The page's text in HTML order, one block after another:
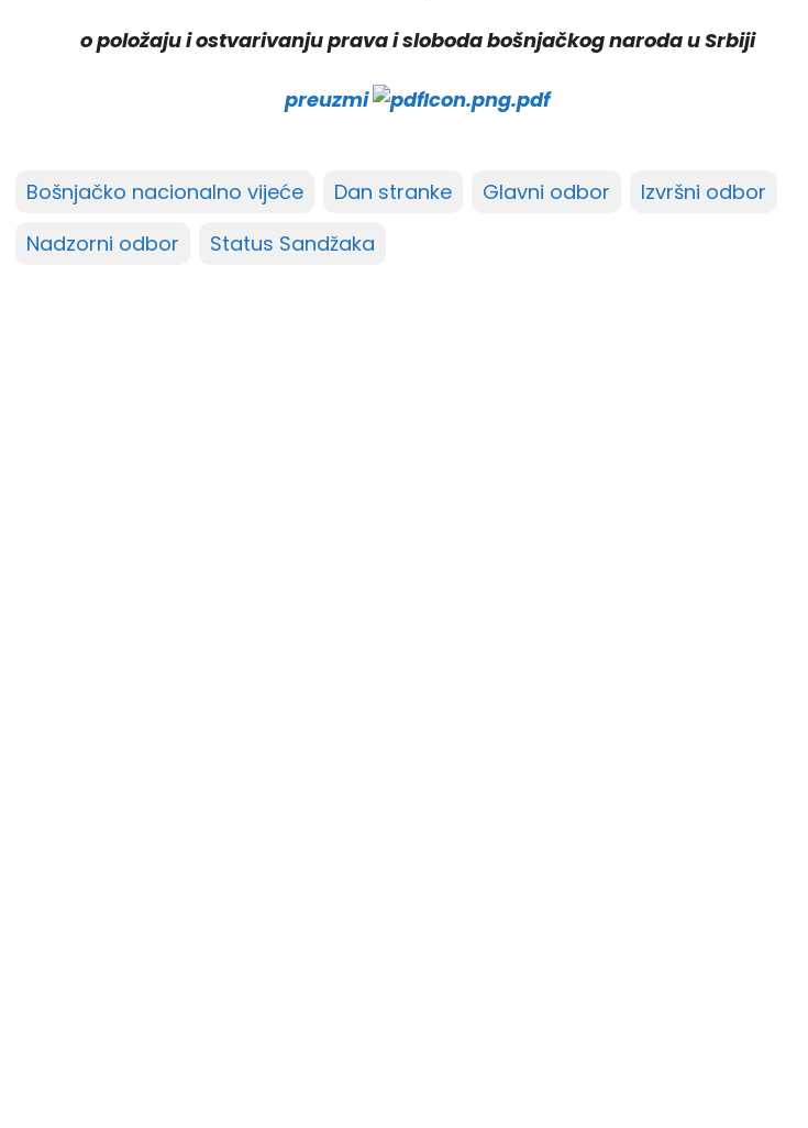
o položaju i ostvarivanju prava i sloboda bošnjačkog naroda u Srbiji
preuzmi .pdf
Bošnjačko nacionalno vijeće Dan stranke Glavni odbor
Izvršni odbor
Nadzorni odbor
Status Sandžaka